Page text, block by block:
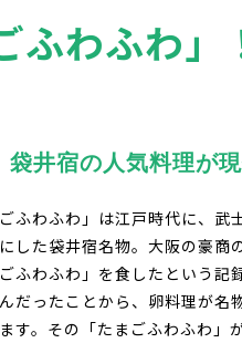
わふわ」
袋井宿の人気料理が
ごふわふわ」は江戸時代に、武
した袋井宿名物。大阪の豪商
ごふわふわ」を食したという記
だったことから、卵料理が名
す。その「たまごふわふわ」